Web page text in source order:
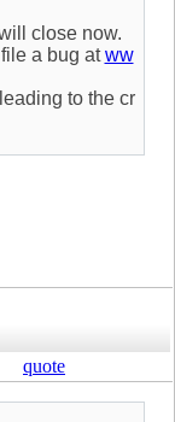
close now.
a bug atww
to the cr
quote